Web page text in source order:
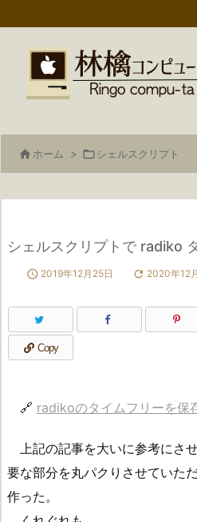
 ホーム > シェルスクリプト
シェルスクリプトで radiko
 2019年12月25日  2020年12
Copy
🔗 radikoのタイムフリーを保
上記の記事を大いに参考にさ
要な部分を丸パクりさせていた
作った。